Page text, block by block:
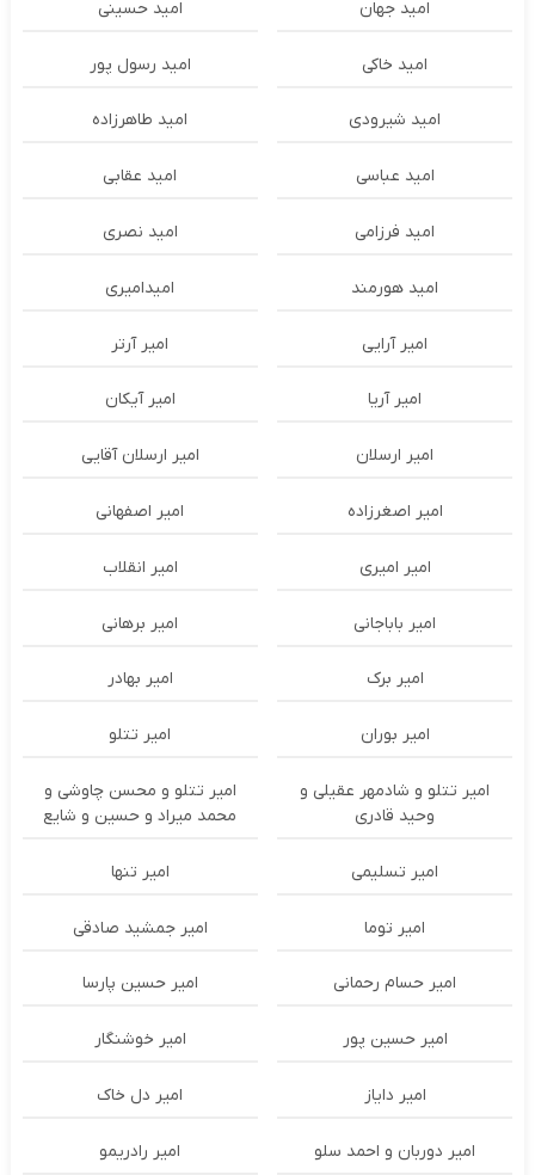
امید جهان امید حسینی
امید خاکی امید رسول پور
امید شیرودی امید طاهرزاده
امید عباسی امید عقابی
امید فرزامی امید نصری
امید هورمند امیدامیری
امیر آرایی امیر آرتر
امیر آریا امیر آیکان
امیر ارسلان امیر ارسلان آقایی
امیر اصغرزاده امیر اصفهانی
امیر امیری امیر انقلاب
امیر باباجانی امیر برهانی
امیر برک امیر بهادر
امیر بوران امیر تتلو
امیر تتلو و شادمهر عقیلی و
وحید قادری
امیر تتلو و محسن چاوشی و
محمد میراد و حسین و شایع
امیر تسلیمی امیر تنها
امیر توما امیر جمشید صادقی
امیر حسام رحمانی امیر حسین پارسا
امیر حسین پور امیر خوشنگار
امیر دایاز امیر دل خاک
امیر دوربان و احمد سلو امیر رادریمو